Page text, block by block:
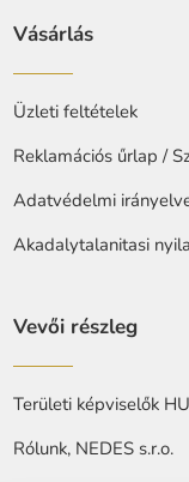
Vásárlás
Üzleti feltételek
Reklamációs űrlap /
Adatvédelmi
Akadalytalanitasi
Vevői részleg
Területi képviselők HU
Rólunk, NEDES s.r.o.